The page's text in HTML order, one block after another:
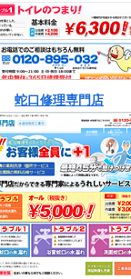
蛇口修理専門店